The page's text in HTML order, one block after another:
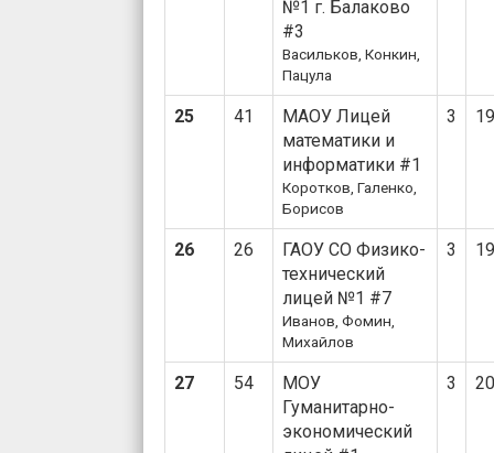
№1 г. Балаково
#3
Васильков, Конкин,
Пацула
25 41
МАОУ Лицей
математики и
информатики #1
Коротков, Галенко,
Борисов
3
26 26
ГАОУ СО Физико-
технический
лицей №1 #7
Иванов, Фомин,
Михайлов
3
27 54
МОУ
Гуманитарно-
экономический
3